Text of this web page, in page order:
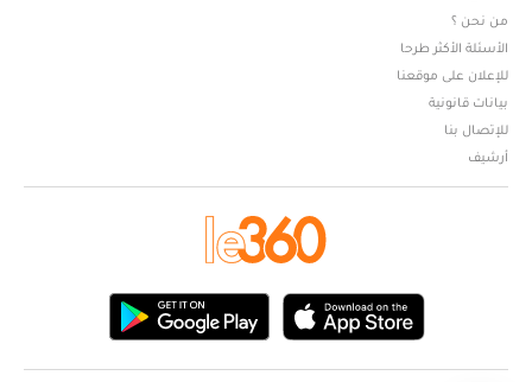
من نحن ؟
الأسئلة الأكثر طرحا
للإعلان على موقعنا
بيانات قانونية
للإتصال بنا
أرشيف